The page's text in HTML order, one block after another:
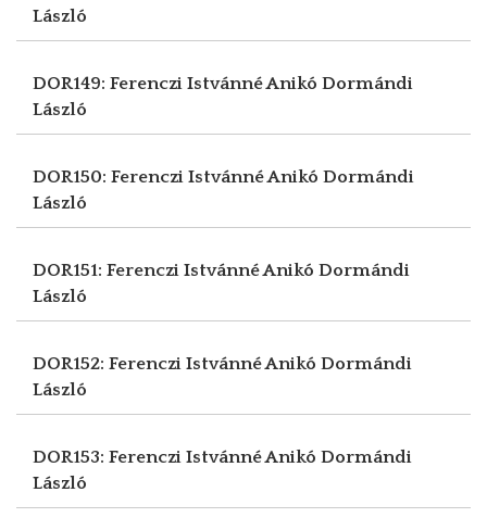
László
DOR149: Ferenczi Istvánné Anikó Dormándi
László
DOR150: Ferenczi Istvánné Anikó Dormándi
László
DOR151: Ferenczi Istvánné Anikó Dormándi
László
DOR152: Ferenczi Istvánné Anikó Dormándi
László
DOR153: Ferenczi Istvánné Anikó Dormándi
László